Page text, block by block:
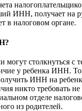
ИНН, получает на
в налоговом органе.
могут столкнуться с
у ребенка ИНН.
ИНН на
никто требовать
отделе
из родителей.